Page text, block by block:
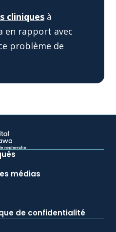
cliniques à
en rapport avec
problème de
médias
de confidentialité